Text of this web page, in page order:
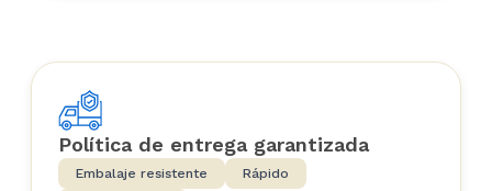
Política de entrega garantizada
Embalaje resistente
Rápido